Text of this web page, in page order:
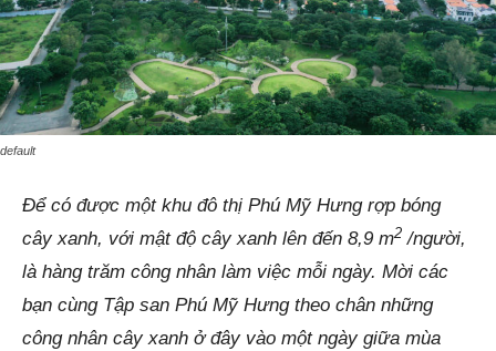
default
Để có được một khu đô thị Phú Mỹ Hưng rợp bóng
cây xanh, với mật độ cây xanh lên đến 8,9 m2 /người,
là hàng trăm công nhân làm việc mỗi ngày. Mời các
bạn cùng Tập san Phú Mỹ Hưng theo chân những
công nhân cây xanh ở đây vào một ngày giữa mùa